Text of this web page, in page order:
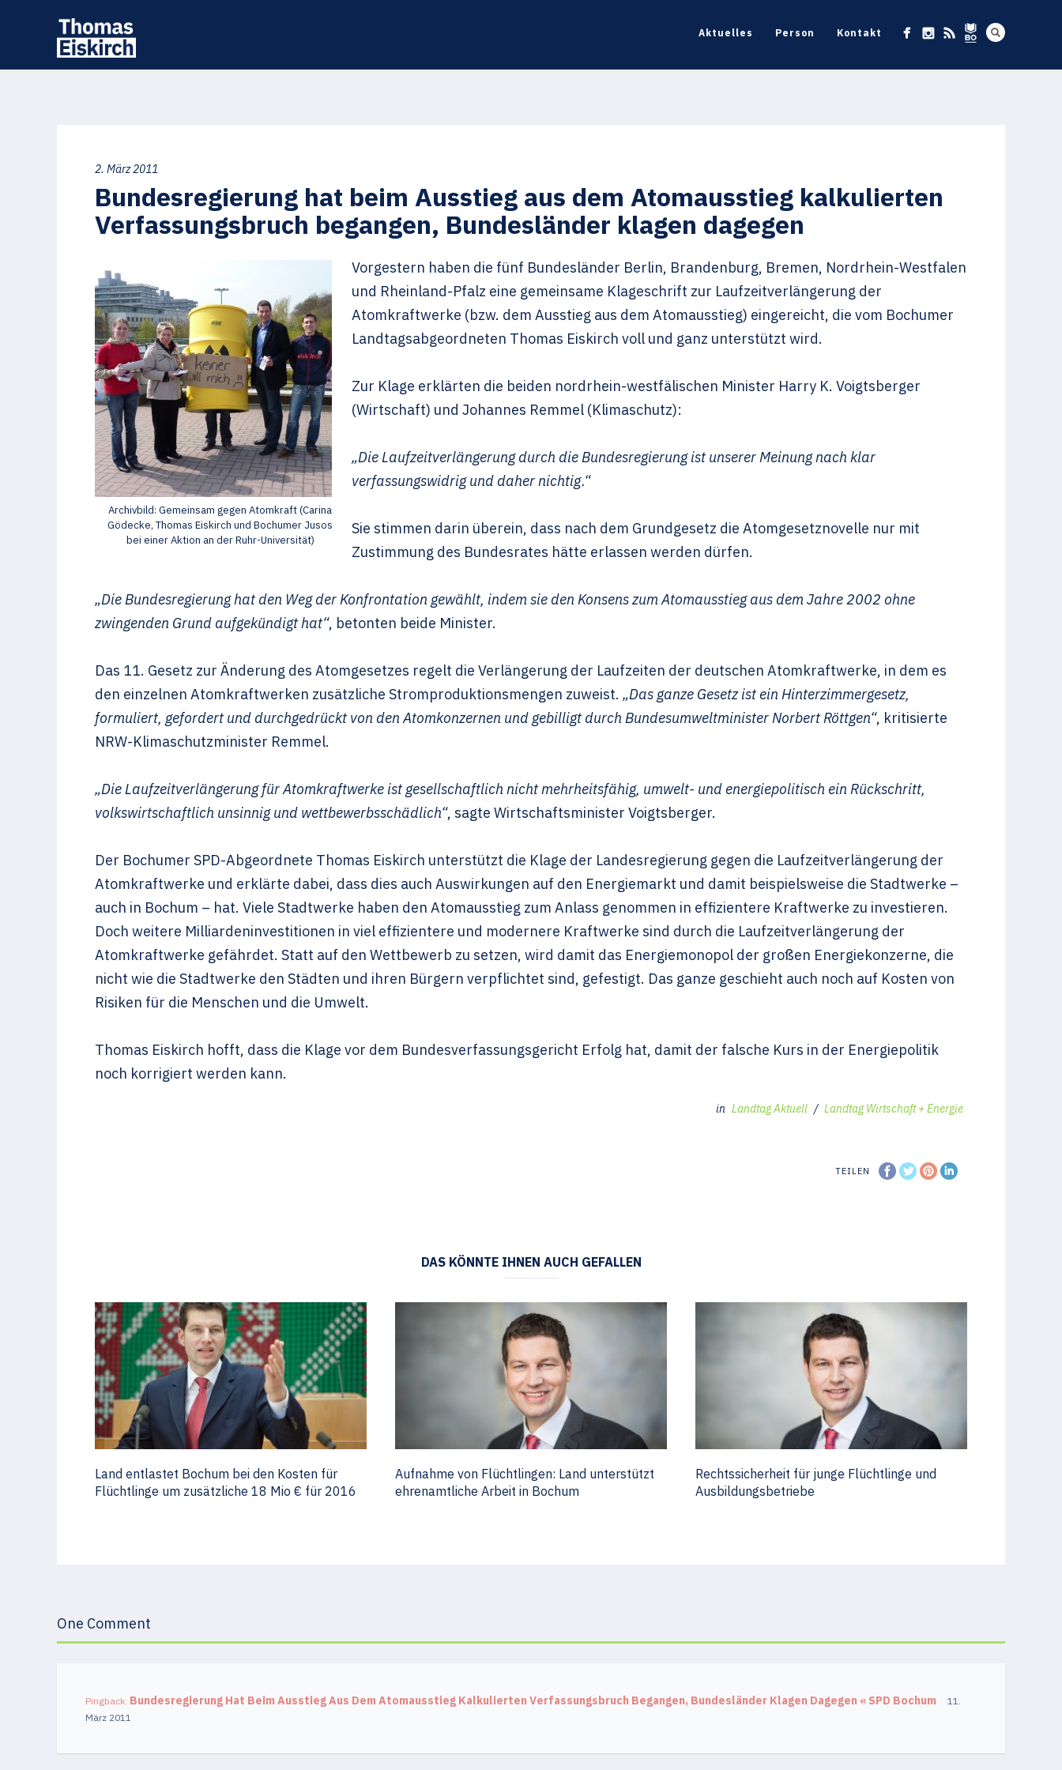
Aktuelles Person Kontakt
2. März 2011
Bundesregierung hat beim Ausstieg aus dem Atomausstieg kalkulierten
Verfassungsbruch begangen, Bundesländer klagen dagegen
Archivbild: Gemeinsam gegen Atomkraft (Carina
Gödecke, Thomas Eiskirch und Bochumer Jusos
bei einer Aktion an der Ruhr-Universität)
Vorgestern haben die fünf Bundesländer Berlin, Brandenburg, Bremen, Nordrhein-Westfalen
und Rheinland-Pfalz eine gemeinsame Klageschrift zur Laufzeitverlängerung der
Atomkraftwerke (bzw. dem Ausstieg aus dem Atomausstieg) eingereicht, die vom Bochumer
Landtagsabgeordneten Thomas Eiskirch voll und ganz unterstützt wird.
Zur Klage erklärten die beiden nordrhein-westfälischen Minister Harry K. Voigtsberger
(Wirtschaft) und Johannes Remmel (Klimaschutz):
„Die Laufzeitverlängerung durch die Bundesregierung ist unserer Meinung nach klar
verfassungswidrig und daher nichtig.“
Sie stimmen darin überein, dass nach dem Grundgesetz die Atomgesetznovelle nur mit
Zustimmung des Bundesrates hätte erlassen werden dürfen.
„Die Bundesregierung hat den Weg der Konfrontation gewählt, indem sie den Konsens zum Atomausstieg aus dem Jahre 2002 ohne
zwingenden Grund aufgekündigt hat“, betonten beide Minister.
Das 11. Gesetz zur Änderung des Atomgesetzes regelt die Verlängerung der Laufzeiten der deutschen Atomkraftwerke, in dem es
den einzelnen Atomkraftwerken zusätzliche Stromproduktionsmengen zuweist. „Das ganze Gesetz ist ein Hinterzimmergesetz,
formuliert, gefordert und durchgedrückt von den Atomkonzernen und gebilligt durch Bundesumweltminister Norbert Röttgen“, kritisierte
NRW-Klimaschutzminister Remmel.
„Die Laufzeitverlängerung für Atomkraftwerke ist gesellschaftlich nicht mehrheitsfähig, umwelt- und energiepolitisch ein Rückschritt,
volkswirtschaftlich unsinnig und wettbewerbsschädlich“, sagte Wirtschaftsminister Voigtsberger.
Der Bochumer SPD-Abgeordnete Thomas Eiskirch unterstützt die Klage der Landesregierung gegen die Laufzeitverlängerung der
Atomkraftwerke und erklärte dabei, dass dies auch Auswirkungen auf den Energiemarkt und damit beispielsweise die Stadtwerke –
auch in Bochum – hat. Viele Stadtwerke haben den Atomausstieg zum Anlass genommen in effizientere Kraftwerke zu investieren.
Doch weitere Milliardeninvestitionen in viel effizientere und modernere Kraftwerke sind durch die Laufzeitverlängerung der
Atomkraftwerke gefährdet. Statt auf den Wettbewerb zu setzen, wird damit das Energiemonopol der großen Energiekonzerne, die
nicht wie die Stadtwerke den Städten und ihren Bürgern verpflichtet sind, gefestigt. Das ganze geschieht auch noch auf Kosten von
Risiken für die Menschen und die Umwelt.
Thomas Eiskirch hofft, dass die Klage vor dem Bundesverfassungsgericht Erfolg hat, damit der falsche Kurs in der Energiepolitik
noch korrigiert werden kann.
in Landtag Aktuell / Landtag Wirtschaft + Energie
TEILEN
DAS KÖNNTE IHNEN AUCH GEFALLEN
Land entlastet Bochum bei den Kosten für
Flüchtlinge um zusätzliche 18 Mio € für 2016
Aufnahme von Flüchtlingen: Land unterstützt
ehrenamtliche Arbeit in Bochum
Rechtssicherheit für junge Flüchtlinge und
Ausbildungsbetriebe
One Comment
Pingback: Bundesregierung Hat Beim Ausstieg Aus Dem Atomausstieg Kalkulierten Verfassungsbruch Begangen, Bundesländer Klagen Dagegen « SPD Bochum
11.
März 2011